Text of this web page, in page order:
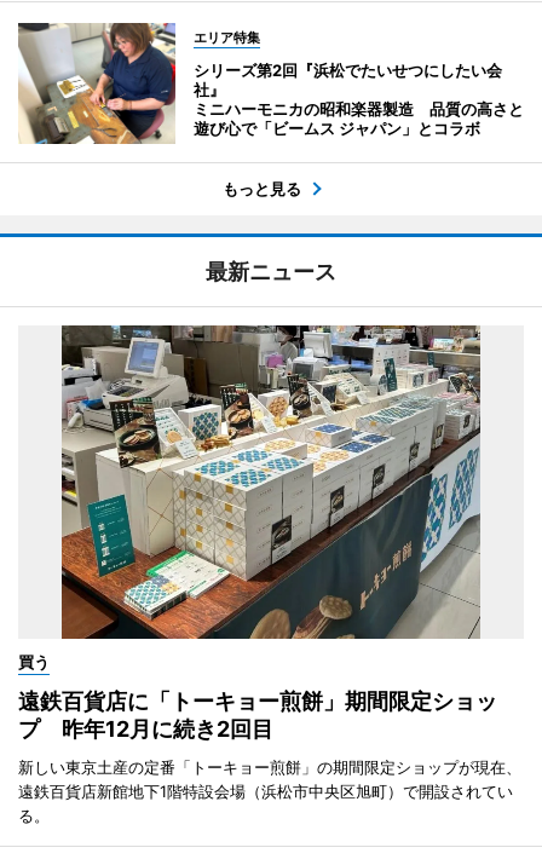
エリア特集
シリーズ第2回『浜松でたいせつにしたい会
社』
ミニハーモニカの昭和楽器製造 品質の高さと
遊び心で「ビームス ジャパン」とコラボ
もっと見る
最新ニュース
買う
遠鉄百貨店に「トーキョー煎餅」期間限定ショッ
プ 昨年12月に続き2回目
新しい東京土産の定番「トーキョー煎餅」の期間限定ショップが現在、
遠鉄百貨店新館地下1階特設会場（浜松市中央区旭町）で開設されてい
る。